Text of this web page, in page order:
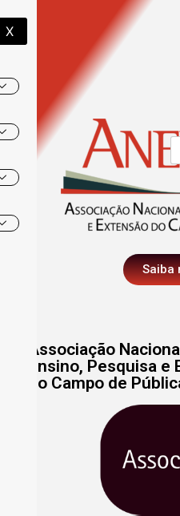
X
Saiba
Associação
Ensino, Pesquisa e
do Campo de